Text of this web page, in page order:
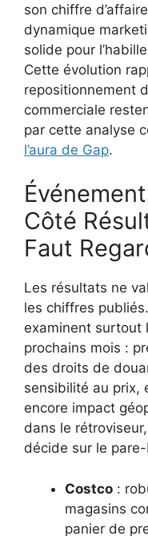
son chiffre
dynamique
solide pour
Cette évolution
repositionnement
commerciale
par cette analyse
l’aura de Gap.
Côté
Faut
Les résultats ne
les chiffres
examinent surtout
prochains mois :
des droits de
sensibilité au prix,
encore impact
dans le
décide sur le
Costco :
magasins
panier de